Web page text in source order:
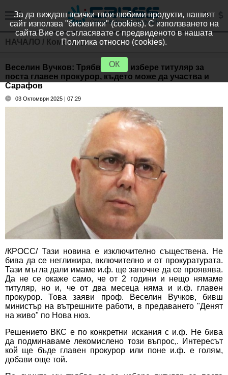
НАЧАЛО / Коментари
Веселин Вучков: Трябва да се избере титуляр за
поста главен прокурор, където може да участва и
Сарафов
03 Октомври 2025 | 07:29
/КРОСС/ Тази новина е изключително съществена. Не
бива да се неглижира, включително и от прокуратурата.
Тази мъгла дали имаме и.ф. ще започне да се проявява.
Да не се окаже само, че от 2 години и нещо нямаме
титуляр, но и, че от два месеца няма и и.ф. главен
прокурор. Това заяви проф. Веселин Вучков, бивш
министър на вътрешните работи, в предаването "Денят
на живо" по Нова нюз.
Решението ВКС е по конкретни искания с и.ф. Не бива
да подминаваме лекомислено този въпрос,. Интересът
кой ще бъде главен прокурор или поне и.ф. е голям,
добави още той.
За да виждаш всички твои любими продукти, нашият
сайт използва "бисквитки" (cookies). С използването на
сайта Вие се съгласявате с предвиденото в нашата
Политика относно (cookies).
ОК